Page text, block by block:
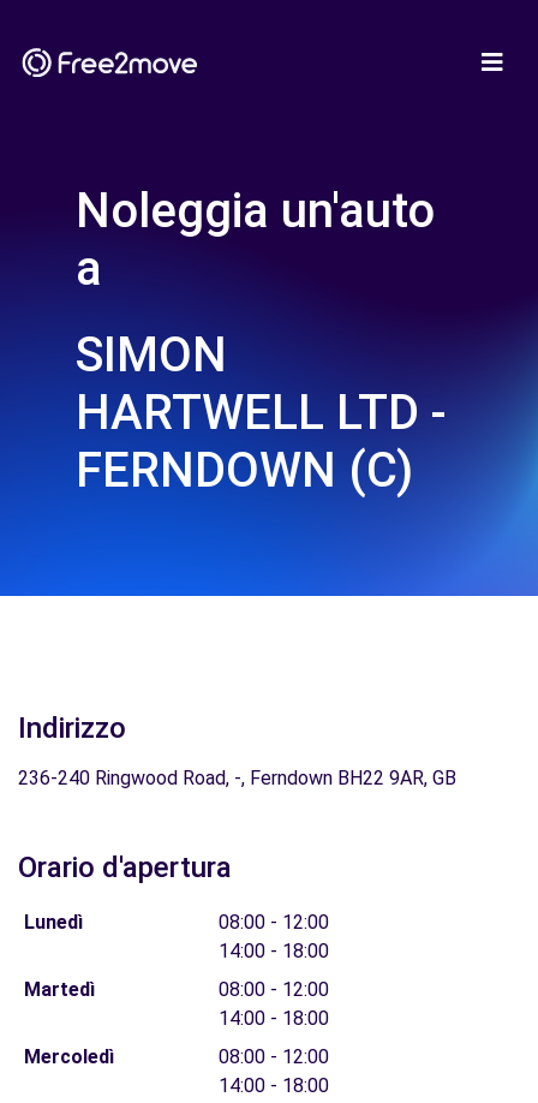
Noleggia un'auto
a
SIMON
HARTWELL LTD -
FERNDOWN (C)
Indirizzo
236-240 Ringwood Road, -, Ferndown BH22 9AR, GB
Orario d'apertura
Lunedì
08:00 - 12:00
14:00 - 18:00
Martedì
08:00 - 12:00
14:00 - 18:00
Mercoledì
08:00 - 12:00
14:00 - 18:00